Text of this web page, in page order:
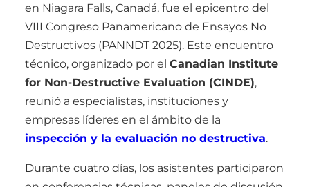
en Niagara Falls, Canadá, fue el epicentro del
VIII Congreso Panamericano de Ensayos No
Destructivos (PANNDT 2025). Este encuentro
técnico, organizado por el Canadian Institute
for Non-Destructive Evaluation (CINDE),
reunió a especialistas, instituciones y
empresas líderes en el ámbito de la
inspección y la evaluación no destructiva.
Durante cuatro días, los asistentes participaron